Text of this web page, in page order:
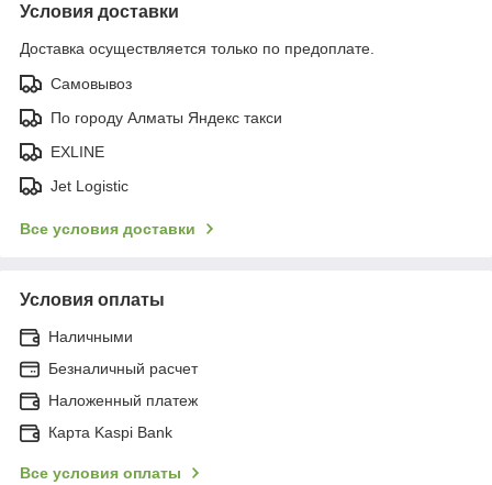
Условия доставки
Доставка осуществляется только по предоплате.
Самовывоз
По городу Алматы Яндекс такси
EXLINE
Jet Logistic
Все условия доставки
Условия оплаты
Наличными
Безналичный расчет
Наложенный платеж
Карта Kaspi Bank
Все условия оплаты